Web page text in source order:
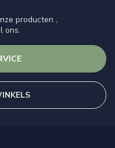
producten ,
ons.